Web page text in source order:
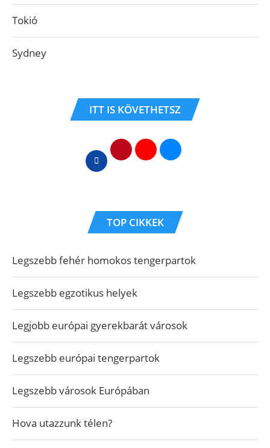
Tokió
Sydney
ITT IS KÖVETHETSZ
TOP CIKKEK
Legszebb fehér homokos tengerpartok
Legszebb egzotikus helyek
Legjobb európai gyerekbarát városok
Legszebb európai tengerpartok
Legszebb városok Európában
Hova utazzunk télen?